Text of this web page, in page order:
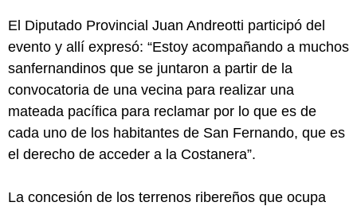
El Diputado Provincial Juan Andreotti participó del
evento y allí expresó: “Estoy acompañando a muchos
sanfernandinos que se juntaron a partir de la
convocatoria de una vecina para realizar una
mateada pacífica para reclamar por lo que es de
cada uno de los habitantes de San Fernando, que es
el derecho de acceder a la Costanera”.
La concesión de los terrenos ribereños que ocupa